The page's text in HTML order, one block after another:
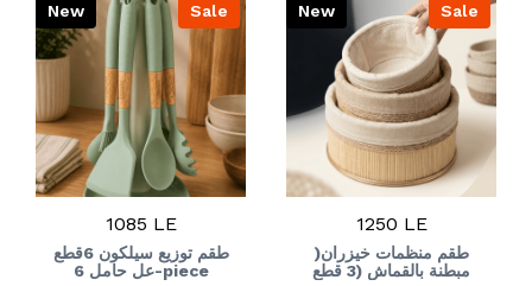
Sale
New
1085 LE
طقم توزيع سيلكون 6قطع
عل حامل 6-piece
Sale
New
1250 LE
)طقم منظمات خيزران
مبطنة بالقماش (3 قطع